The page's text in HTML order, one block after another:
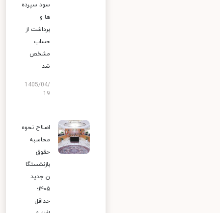
سود سپرده
ها و
برداشت از
حساب
مشخص
شد
1405/04/
19
اصلاح نحوه
محاسبه
حقوق
بازنشستگا
ن جدید
۱۴۰۵؛
حداقل